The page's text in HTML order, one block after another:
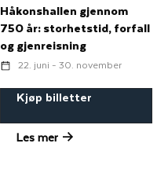
Håkonshallen gjennom
750 år: storhetstid, forfall
og gjenreisning
22. juni - 30. november
Kjøp billetter
Les mer